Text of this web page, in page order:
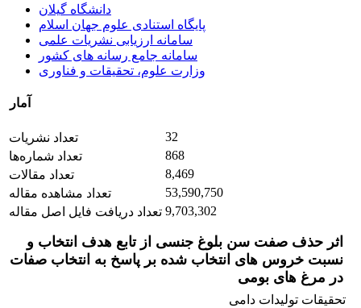
دانشگاه گیلان
پایگاه استنادی علوم جهان اسلام
سامانه ارزیابی نشریات علمی
سامانه جامع رسانه های کشور
وزارت علوم، تحقیقات و فناوری
آمار
تعداد نشریات
32
تعداد شماره‌ها
868
تعداد مقالات
8,469
تعداد مشاهده مقاله
53,590,750
تعداد دریافت فایل اصل مقاله 9,703,302
اثر حذف صفت سن بلوغ جنسی از تابع هدف انتخاب و
نسبت خروس های انتخاب شده بر پاسخ به انتخاب صفات
در مرغ های بومی
تحقیقات تولیدات دامی